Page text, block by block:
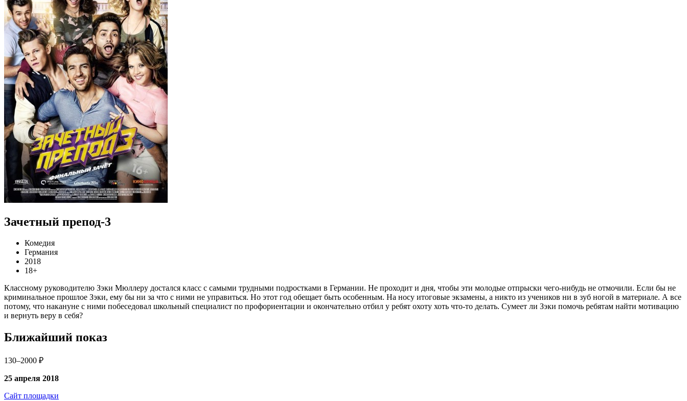
Зачетный препод-3
Комедия
Германия
2018
18+
Классному руководителю Зэки Мюллеру достался класс с самыми трудными подростками в Германии. Не проходит и дня, чтобы эти молодые отпрыски чего-нибудь не отмочили. Если бы не
криминальное прошлое Зэки, ему бы ни за что с ними не управиться. Но этот год обещает быть особенным. На носу итоговые экзамены, а никто из учеников ни в зуб ногой в материале. А все
потому, что накануне с ними побеседовал школьный специалист по профориентации и окончательно отбил у ребят охоту хоть что-то делать. Сумеет ли Зэки помочь ребятам найти мотивацию
и вернуть веру в себя?
Ближайший показ
130–2000 ₽
25 апреля 2018
Сайт площадки